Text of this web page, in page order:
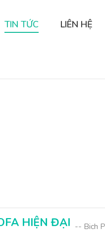
TIN TỨC LIÊN HỆ
HIỆN ĐẠI -- Bich